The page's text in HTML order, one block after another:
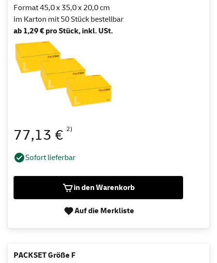
Format 45,0 x 35,0 x 20,0 cm
im Karton mit 50 Stück bestellbar
ab 1,29 € pro Stück, inkl. USt.
77,13 € 2)
Sofort lieferbar
in den Warenkorb
Auf die Merkliste
PACKSET Größe F